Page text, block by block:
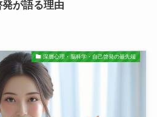
が語る理由
深層心理・脳科学・自己啓発の最先端